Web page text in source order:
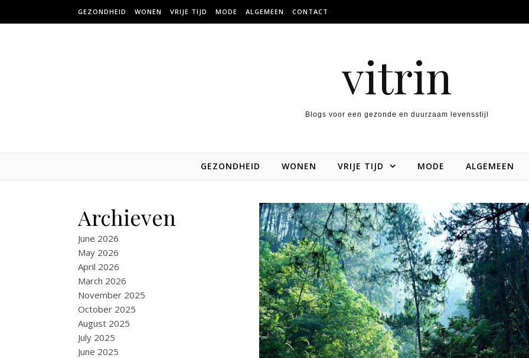
GEZONDHEID WONEN VRIJE TIJD MODE ALGEMEEN CONTACT
vitrin
Blogs voor een gezonde en duurzaam levensstijl
GEZONDHEID WONEN VRIJE TIJD MODE ALGEMEEN
Archieven
June 2026
May 2026
April 2026
March 2026
November 2025
October 2025
August 2025
July 2025
June 2025